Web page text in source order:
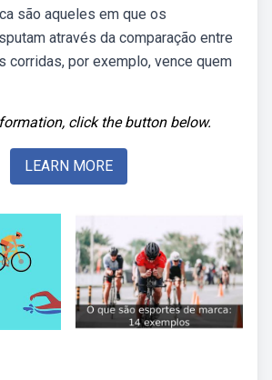
são aqueles em que os
através da comparação entre
corridas, por exemplo, vence quem
click the button below.
LEARN MORE